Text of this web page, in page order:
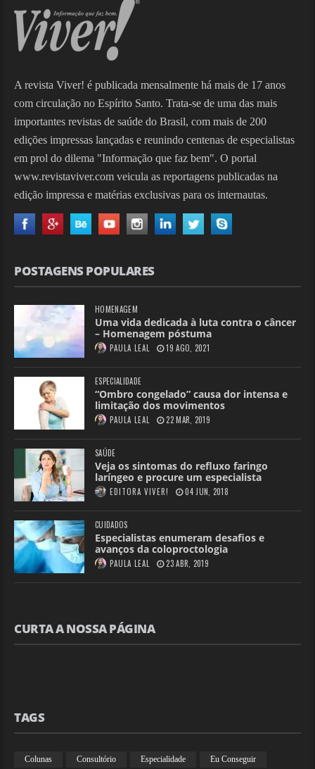
A revista Viver! é publicada mensalmente há mais de 17 anos
com circulação no Espírito Santo. Trata-se de uma das mais
importantes revistas de saúde do Brasil, com mais de 200
edições impressas lançadas e reunindo centenas de especialistas
em prol do dilema "Informação que faz bem". O portal
www.revistaviver.com veicula as reportagens publicadas na
edição impressa e matérias exclusivas para os internautas.
POSTAGENS POPULARES
HOMENAGEM
Uma vida dedicada à luta contra o câncer
– Homenagem póstuma
PAULA LEAL 19 AGO, 2021
ESPECIALIDADE
“Ombro congelado” causa dor intensa e
limitação dos movimentos
PAULA LEAL 22 MAR, 2019
SAÚDE
Veja os sintomas do refluxo faringo
laríngeo e procure um especialista
EDITORA VIVER! 04 JUN, 2018
CUIDADOS
Especialistas enumeram desafios e
avanços da coloproctologia
PAULA LEAL 23 ABR, 2019
CURTA A NOSSA PÁGINA
TAGS
Colunas Consultório Especialidade Eu Conseguir